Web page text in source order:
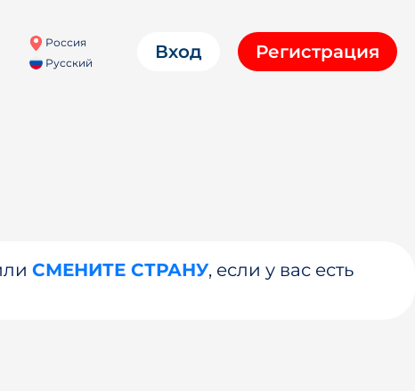
Россия
Русский
Вход Регистрация
СМЕНИТЕ СТРАНУ, если у вас есть